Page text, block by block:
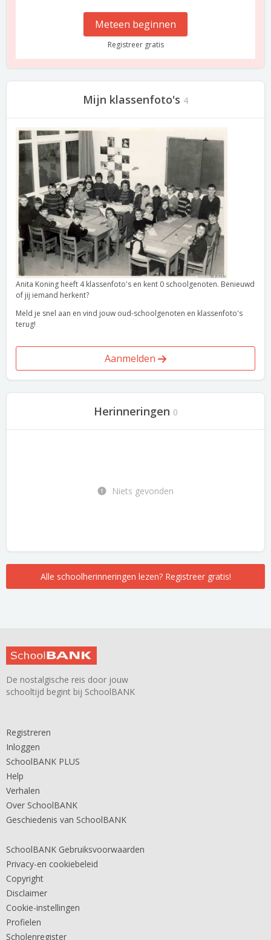
Meteen beginnen
Registreer gratis
Mijn klassenfoto's 4
Anita Koning heeft 4 klassenfoto's en kent 0 schoolgenoten. Benieuwd
of jij iemand herkent?
Meld je snel aan en vind jouw oud-schoolgenoten en klassenfoto's
terug!
Aanmelden
Herinneringen 0
Niets gevonden
Alle schoolherinneringen lezen? Registreer gratis!
De nostalgische reis door jouw
schooltijd begint bij SchoolBANK
Registreren
Inloggen
SchoolBANK PLUS
Help
Verhalen
Over SchoolBANK
Geschiedenis van SchoolBANK
SchoolBANK Gebruiksvoorwaarden
Privacy-en cookiebeleid
Copyright
Disclaimer
Cookie-instellingen
Profielen
Scholenregister